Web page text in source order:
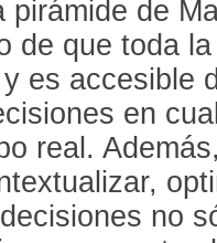
pirámide de
de que toda
es accesible
en
real.
no